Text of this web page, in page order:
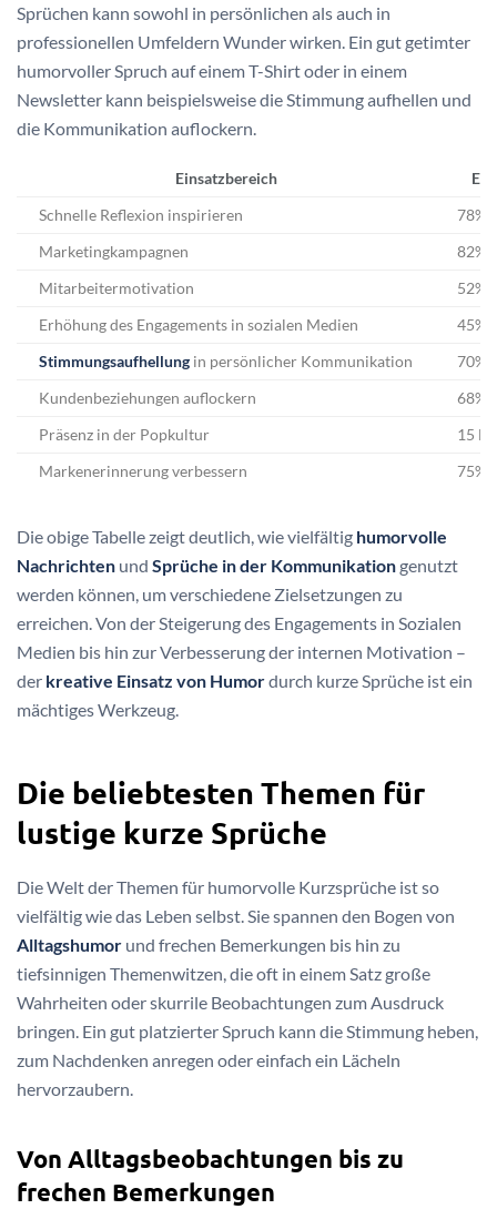
Sprüchen kann sowohl in persönlichen als auch in
professionellen Umfeldern Wunder wirken. Ein gut getimter
humorvoller Spruch auf einem T-Shirt oder in einem
Newsletter kann beispielsweise die Stimmung aufhellen und
die Kommunikation auflockern.
Einsatzbereich
Schnelle Reflexion inspirieren 78%
Marketingkampagnen 82%
Mitarbeitermotivation 52%
Erhöhung des Engagements in sozialen Medien 45%
Stimmungsaufhellung in persönlicher Kommunikation 70%
Kundenbeziehungen auflockern 68%
Präsenz in der Popkultur 15
Markenerinnerung verbessern 75%
Die obige Tabelle zeigt deutlich, wie vielfältig humorvolle
Nachrichten und Sprüche in der Kommunikation genutzt
werden können, um verschiedene Zielsetzungen zu
erreichen. Von der Steigerung des Engagements in Sozialen
Medien bis hin zur Verbesserung der internen Motivation –
der kreative Einsatz von Humordurch kurze Sprüche ist ein
mächtiges Werkzeug.
Die beliebtesten Themen für
lustige kurze Sprüche
Die Welt der Themen für humorvolle Kurzsprüche ist so
vielfältig wie das Leben selbst. Sie spannen den Bogen von
Alltagshumor und frechen Bemerkungen bis hin zu
tiefsinnigen Themenwitzen, die oft in einem Satz große
Wahrheiten oder skurrile Beobachtungen zum Ausdruck
bringen. Ein gut platzierter Spruch kann die Stimmung heben,
zum Nachdenken anregen oder einfach ein Lächeln
hervorzaubern.
Von Alltagsbeobachtungen bis zu
frechen Bemerkungen